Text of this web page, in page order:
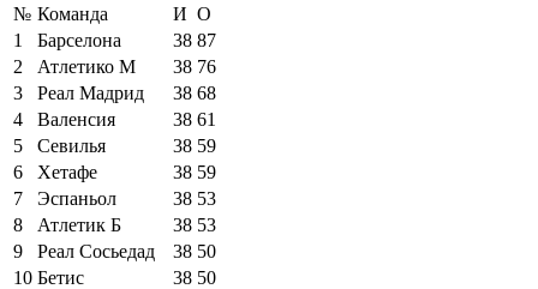
№ Команда И О
1
Барселона 38 87
2
Атлетико М 38 76
3
Реал Мадрид 38 68
4
Валенсия 38 61
5
Севилья 38 59
6
Хетафе 38 59
7
Эспаньол 38 53
8
Атлетик Б 38 53
9
Реал Сосьедад 38 50
10 Бетис 38 50